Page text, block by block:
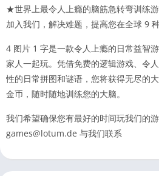
★世界上最令人上瘾的脑筋急转弯训练
加入我们，解决难题，提高您在全球 9
4 图片 1 字是一款令人上瘾的日常益智
家人一起玩。凭借免费的逻辑游戏、令
性的日常拼图和谜语，您将获得无尽的
金币，随时随地训练您的大脑。
我们希望确保您有最好的时间玩我们的
games@lotum.de 与我们联系